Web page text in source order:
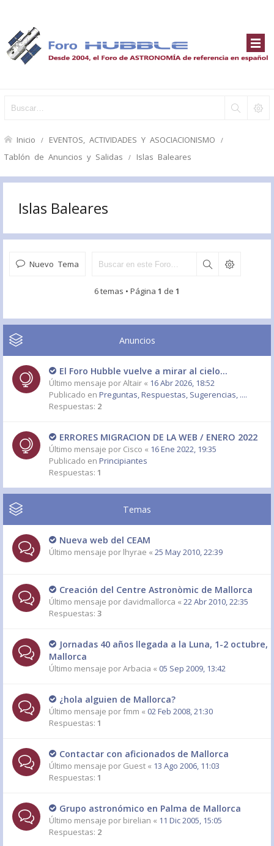
Inicio EVENTOS, ACTIVIDADES Y ASOCIACIONISMO
Tablón de Anuncios y Salidas Islas Baleares
Islas Baleares
Nuevo Tema
6 temas • Página 1 de 1
Anuncios
El Foro Hubble vuelve a mirar al cielo...
Último mensaje porAltair « 16 Abr 2026, 18:52
Publicado en Preguntas, Respuestas, Sugerencias, ....
Respuestas: 2
ERRORES MIGRACION DE LA WEB / ENERO 2022
Último mensaje por Cisco « 16 Ene 2022, 19:35
Publicado en Principiantes
Respuestas: 1
Temas
Nueva web del CEAM
Último mensaje por lhyrae « 25 May 2010, 22:39
Creación del Centre Astronòmic de Mallorca
Último mensaje por davidmallorca « 22 Abr 2010, 22:35
Respuestas: 3
Jornadas 40 años llegada a la Luna, 1-2 octubre,
Mallorca
Último mensaje porArbacia « 05 Sep 2009, 13:42
¿hola alguien de Mallorca?
Último mensaje porfmm « 02 Feb 2008, 21:30
Respuestas: 1
Contactar con aficionados de Mallorca
Último mensaje por Guest « 13 Ago 2006, 11:03
Respuestas: 1
Grupo astronómico en Palma de Mallorca
Último mensaje por birelian « 11 Dic 2005, 15:05
Respuestas: 2